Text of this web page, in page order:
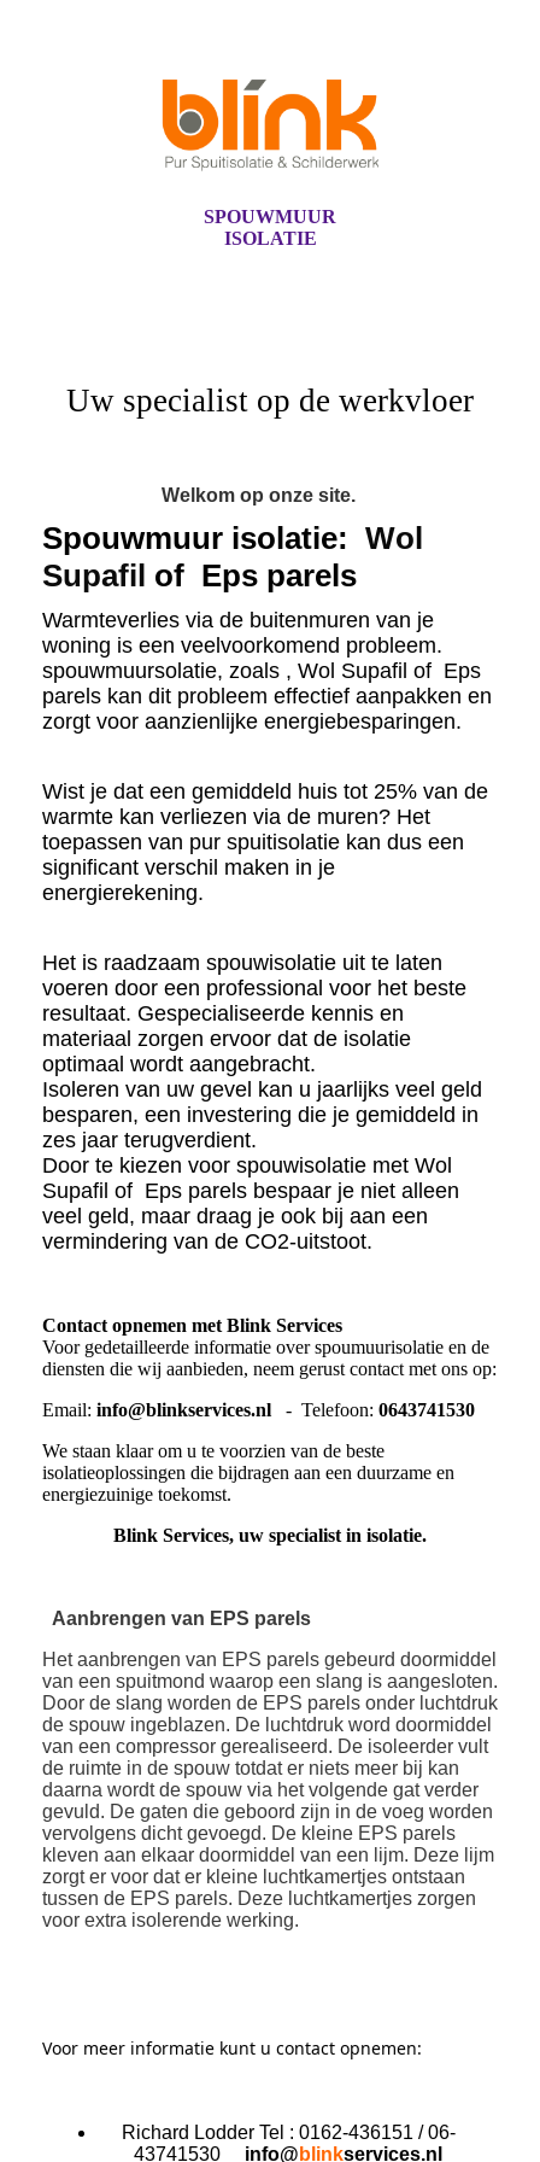
SPOUWMUUR
ISOLATIE
Uw specialist op de werkvloer
Welkom op onze site.
Spouwmuur isolatie: Wol
Supafil of Eps parels
Warmteverlies via de buitenmuren van je
woning is een veelvoorkomend probleem.
spouwmuursolatie, zoals , Wol Supafil of Eps
parels kan dit probleem effectief aanpakken en
zorgt voor aanzienlijke energiebesparingen.
Wist je dat een gemiddeld huis tot 25% van de
warmte kan verliezen via de muren? Het
toepassen van pur spuitisolatie kan dus een
significant verschil maken in je
energierekening.
Het is raadzaam spouwisolatie uit te laten
voeren door een professional voor het beste
resultaat. Gespecialiseerde kennis en
materiaal zorgen ervoor dat de isolatie
optimaal wordt aangebracht.
Isoleren van uw gevel kan u jaarlijks veel geld
besparen, een investering die je gemiddeld in
zes jaar terugverdient.
Door te kiezen voor spouwisolatie met Wol
Supafil of Eps parels bespaar je niet alleen
veel geld, maar draag je ook bij aan een
vermindering van de CO2-uitstoot.
Contact opnemen met Blink Services
Voor gedetailleerde informatie over spoumuurisolatie en de
diensten die wij aanbieden, neem gerust contact met ons op:
Email: info@blinkservices.nl - Telefoon: 0643741530
We staan klaar om u te voorzien van de beste
isolatieoplossingen die bijdragen aan een duurzame en
energiezuinige toekomst.
Blink Services, uw specialist in isolatie.
Aanbrengen van EPS parels
Het aanbrengen van EPS parels gebeurd doormiddel
van een spuitmond waarop een slang is aangesloten.
Door de slang worden de EPS parels onder luchtdruk
de spouw ingeblazen. De luchtdruk word doormiddel
van een compressor gerealiseerd. De isoleerder vult
de ruimte in de spouw totdat er niets meer bij kan
daarna wordt de spouw via het volgende gat verder
gevuld. De gaten die geboord zijn in de voeg worden
vervolgens dicht gevoegd. De kleine EPS parels
kleven aan elkaar doormiddel van een lijm. Deze lijm
zorgt er voor dat er kleine luchtkamertjes ontstaan
tussen de EPS parels. Deze luchtkamertjes zorgen
voor extra isolerende werking.
Voor meer informatie kunt u contact opnemen:
Richard Lodder Tel : 0162-436151 / 06-
43741530 info@ blinkservices.nl